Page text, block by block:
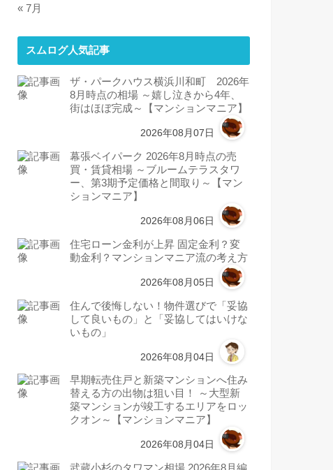
« 7月
スムログ人気記事
ザ・パークハウス横浜川和町 2026年
8月時点の相場 ～嬉し泣きから4年、
街はほぼ完成～【マンションマニア】
2026年08月07日
幕張ベイパーク 2026年8月時点の売
買・賃貸相場 ～ブルームテラスタワ
ー、第3期予定価格と間取り～【マン
ションマニア】
2026年08月06日
住宅ローン金利が上昇 固定金利？変
動金利？マンションマニア流の考え方
2026年08月05日
住んで後悔しない！物件選びで「妥協
して良いもの」と「妥協してはいけな
いもの」
2026年08月04日
早期転売住戸と新築マンションへ住み
替える方の出物は狙い目！ ～大型新
築マンションが竣工するエリアをロッ
クオン～【マンションマニア】
2026年08月04日